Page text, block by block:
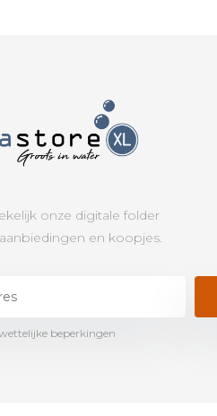
onze digitale folder
en koopjes.
beperkingen